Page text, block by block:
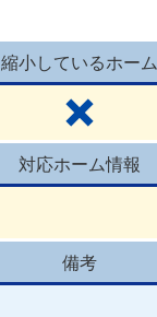
縮小しているホーム
対応ホーム情報
備考